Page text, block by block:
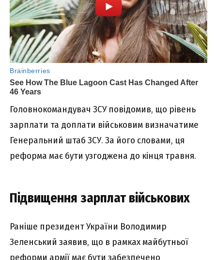
Головнокомандувач ЗСУ повідомив, що рівень
зарплати та доплати військовим визначатиме
Генеральний штаб ЗСУ. За його словами, ця
реформа має бути узгоджена до кінця травня.
Підвищення зарплат військових
Раніше президент України Володимир
Зеленський заявив, що в рамках майбутньої
реформи армії має бути забезпечено